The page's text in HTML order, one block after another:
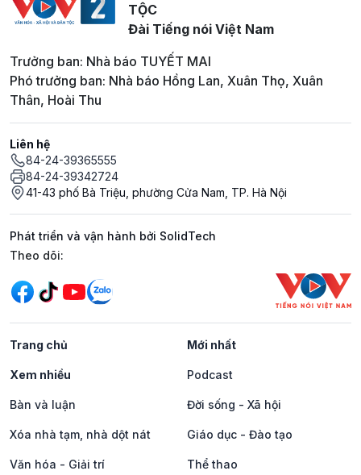
TỘC
Đài Tiếng nói Việt Nam
Trưởng ban: Nhà báo TUYẾT MAI
Phó trưởng ban: Nhà báo Hồng Lan, Xuân Thọ, Xuân
Thân, Hoài Thu
Liên hệ
84-24-39365555
84-24-39342724
41-43 phố Bà Triệu, phường Cửa Nam, TP. Hà Nội
Phát triển và vận hành bởi SolidTech
Mạng xã hội
Theo dõi:
Trang chủ Mới nhất
Xem nhiều Podcast
Bàn và luận Đời sống - Xã hội
Xóa nhà tạm, nhà dột nát Giáo dục - Đào tạo
Văn hóa - Giải trí Thể thao